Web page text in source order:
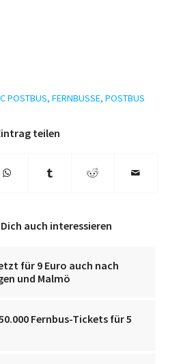
POSTBUS, FERNBUSSE, POSTBUS
teilen
auch interessieren
für 9 Euro auch nach
und Malmö
Fernbus-Tickets für 5